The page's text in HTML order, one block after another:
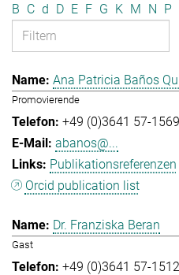
B C d D E F G K M N P
Ana Patricia Baños
Promovierende
+49 (0)3641 57-1569
abanos@...
Publikationsreferenzen
Orcid publication list
Dr. Franziska Beran
Gast
+49 (0)3641 57-1512